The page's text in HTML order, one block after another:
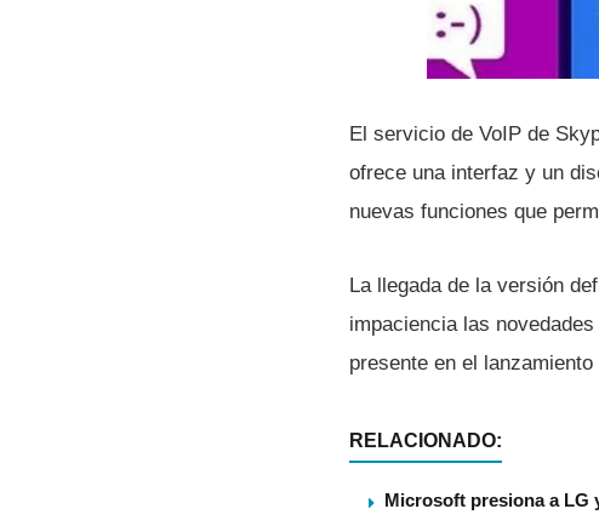
El servicio de VoIP de
ofrece una interfaz y un
nuevas funciones que
La llegada de la versión
impaciencia las
presente en el
RELACIONADO:
Microsoft presiona a LG